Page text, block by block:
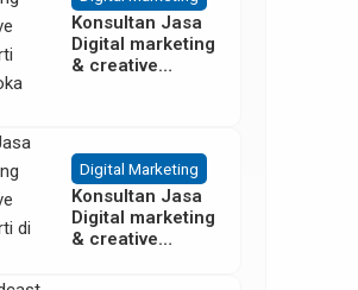
Konsultan Jasa
Digital marketing
& creative
Tangerang
Digital Marketing
Konsultan Jasa
Digital marketing
& creative